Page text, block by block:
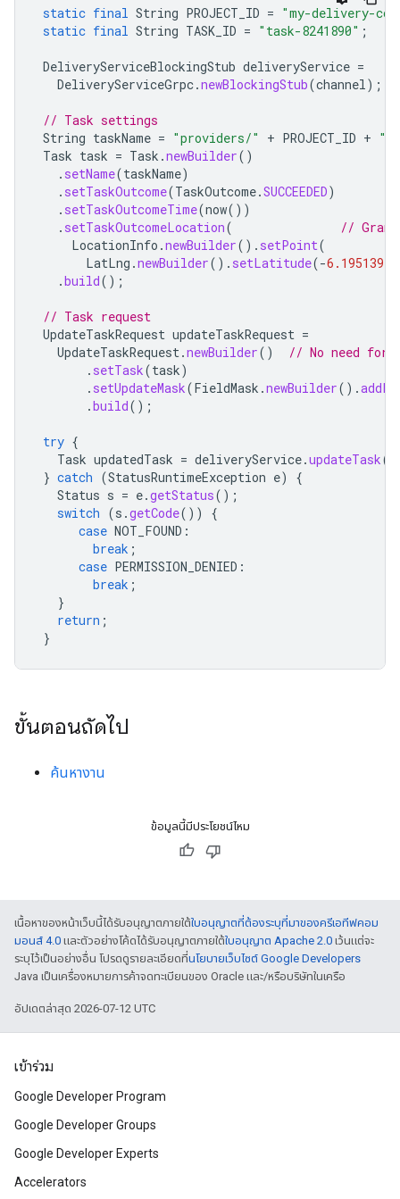
static final String PROJECT_ID = "my-delivery-
static final String TASK_ID = "task-8241890" ;
DeliveryServiceBlockingStub deliveryService =
DeliveryServiceGrpc.newBlockingStub(channel);
// Task settings
String taskName = "providers/" + PROJECT_ID + "/
Task task = Task .newBuilder()
. setName(taskName)
. setTaskOutcome(TaskOutcome.SUCCEEDED)
. setTaskOutcomeTime(now())
. setTaskOutcomeLocation(
//
LocationInfo .newBuilder(). setPoint(
LatLng .newBuilder(). setLatitude(-6.195139
.build();
// Task request
UpdateTaskRequest updateTaskRequest =
UpdateTaskRequest.newBuilder()
// No need for
. setTask(task)
. setUpdateMask(FieldMask .newBuilder().
.build();
try {
Task updatedTask = deliveryService.updateTask(
} catch (StatusRuntimeException e)
{
Status s = e.getStatus();
switch (s .getCode())
{
case NOT_FOUND :
break ;
case PERMISSION_DENIED :
break ;
}
return ;
}
ขั้นตอนถัดไป
ค้นหางาน
ข้อมูลนี้มีประโยชน์ไหม
เนื้อหาของหน้าเว็บนี้ได้รับอนุญาตภายใต้ใบอนุญาตที่ต้องระบุที่มาของครีเอทีฟคอม
มอนส์ 4.0 และตัวอย่างโค้ดได้รับอนุญาตภายใต้ใบอนุญาต Apache 2.0 เว้นแต่จะ
ระบุไว้เป็นอย่างอื่น โปรดดูรายละเอียดที่นโยบายเว็บไซต์ Google Developers
Java เป็นเครื่องหมายการค้าจดทะเบียนของ Oracle และ/หรือบริษัทในเครือ
อัปเดตล่าสุด 2026-07-12 UTC
เข้าร่วม
Google Developer Program
Google Developer Groups
Google Developer Experts
Accelerators